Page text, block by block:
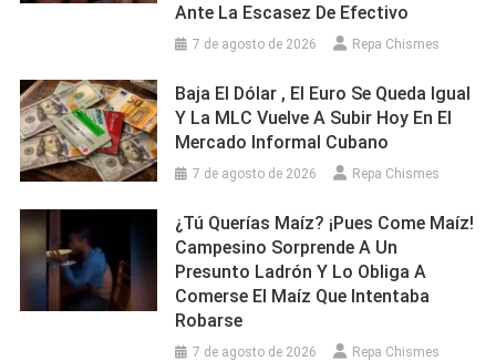
Ante La Escasez De Efectivo
7 de agosto de 2026 Repa Chismes
Baja El Dólar , El Euro Se Queda Igual
Y La MLC Vuelve A Subir Hoy En El
Mercado Informal Cubano
7 de agosto de 2026 Repa Chismes
¿Tú Querías Maíz? ¡Pues Come Maíz!
Campesino Sorprende A Un
Presunto Ladrón Y Lo Obliga A
Comerse El Maíz Que Intentaba
Robarse
7 de agosto de 2026 Repa Chismes